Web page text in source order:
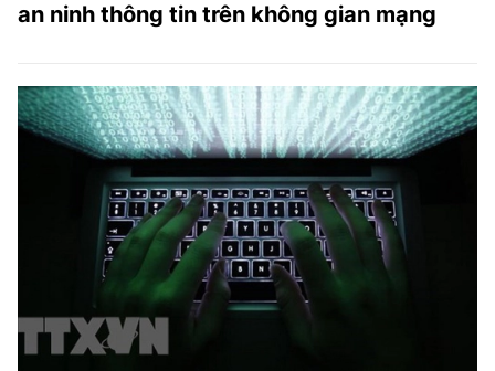
an ninh thông tin trên không gian mạng